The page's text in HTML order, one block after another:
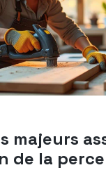
majeurs
de la